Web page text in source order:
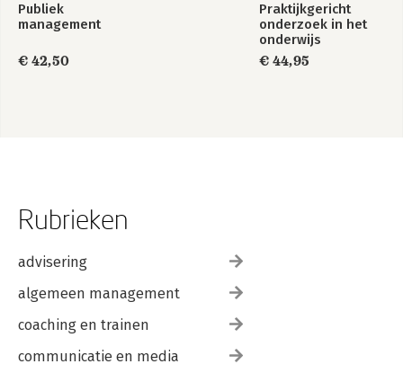
Publiek
management
€ 42,50
Praktijkgericht
onderzoek in het
onderwijs
€ 44,95
Rubrieken
advisering
algemeen management
coaching en trainen
communicatie en media